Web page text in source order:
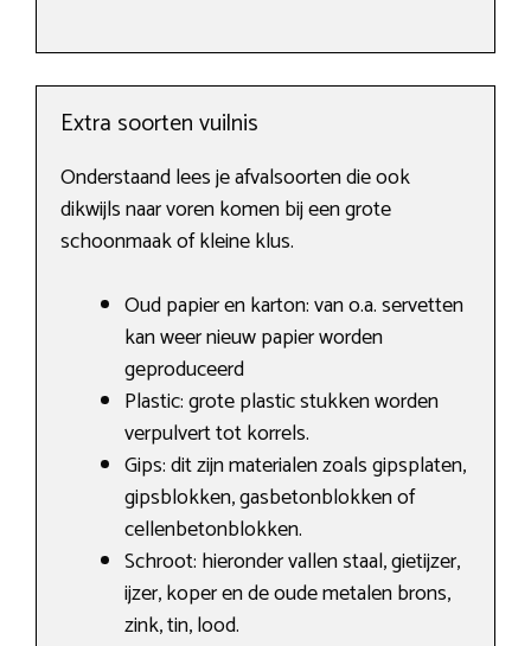
Extra soorten vuilnis
Onderstaand lees je afvalsoorten die ook
dikwijls naar voren komen bij een grote
schoonmaak of kleine klus.
Oud papier en karton: van o.a. servetten
kan weer nieuw papier worden
geproduceerd
Plastic: grote plastic stukken worden
verpulvert tot korrels.
Gips: dit zijn materialen zoals gipsplaten,
gipsblokken, gasbetonblokken of
cellenbetonblokken.
Schroot: hieronder vallen staal, gietijzer,
ijzer, koper en de oude metalen brons,
zink, tin, lood.